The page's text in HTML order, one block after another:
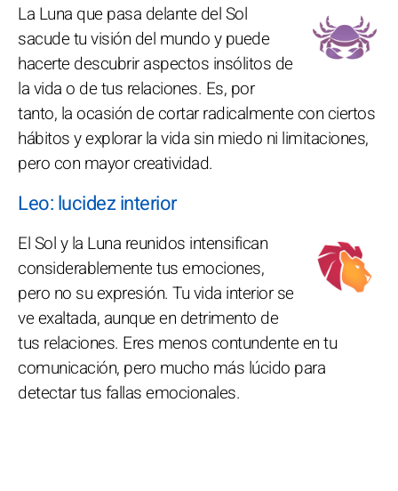
La Luna que pasa delante del Sol
sacude tu visión del mundo y puede
hacerte descubrir aspectos insólitos de
la vida o de tus relaciones. Es, por
tanto, la ocasión de cortar radicalmente con ciertos
hábitos y explorar la vida sin miedo ni limitaciones,
pero con mayor creatividad.
Leo: lucidez interior
El Sol y la Luna reunidos intensifican
considerablemente tus emociones,
pero no su expresión. Tu vida interior se
ve exaltada, aunque en detrimento de
tus relaciones. Eres menos contundente en tu
comunicación, pero mucho más lúcido para
detectar tus fallas emocionales.